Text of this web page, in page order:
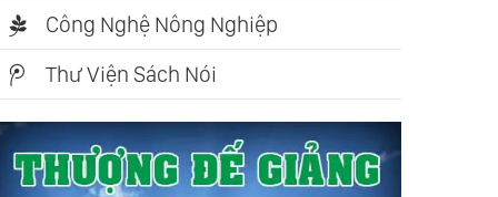
Công Nghệ Nông Nghiệp
Thư Viện Sách Nói